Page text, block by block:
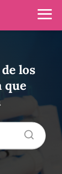
los
que